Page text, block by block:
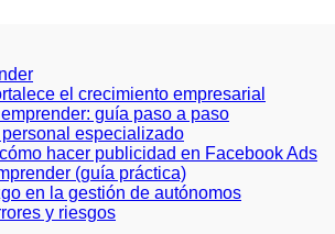
el crecimiento empresarial
guía paso a paso
especializado
hacer publicidad en Facebook Ads
(guía práctica)
en la gestión de autónomos
y riesgos